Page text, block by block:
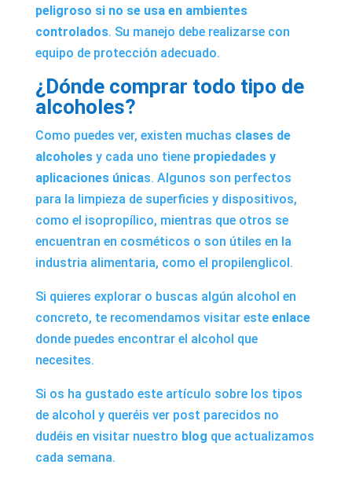
peligroso si no se usa en ambientes
controlados. Su manejo debe realizarse con
equipo de protección adecuado.
¿Dónde comprar todo tipo de
alcoholes?
Como puedes ver, existen muchas clases de
alcoholes y cada uno tiene propiedades y
aplicaciones únicas. Algunos son perfectos
para la limpieza de superficies y dispositivos,
como el isopropílico, mientras que otros se
encuentran en cosméticos o son útiles en la
industria alimentaria, como el propilenglicol.
Si quieres explorar o buscas algún alcohol en
concreto, te recomendamos visitar este enlace
donde puedes encontrar el alcohol que
necesites.
Si os ha gustado este artículo sobre los tipos
de alcohol y queréis ver post parecidos no
dudéis en visitar nuestro blog que actualizamos
cada semana.